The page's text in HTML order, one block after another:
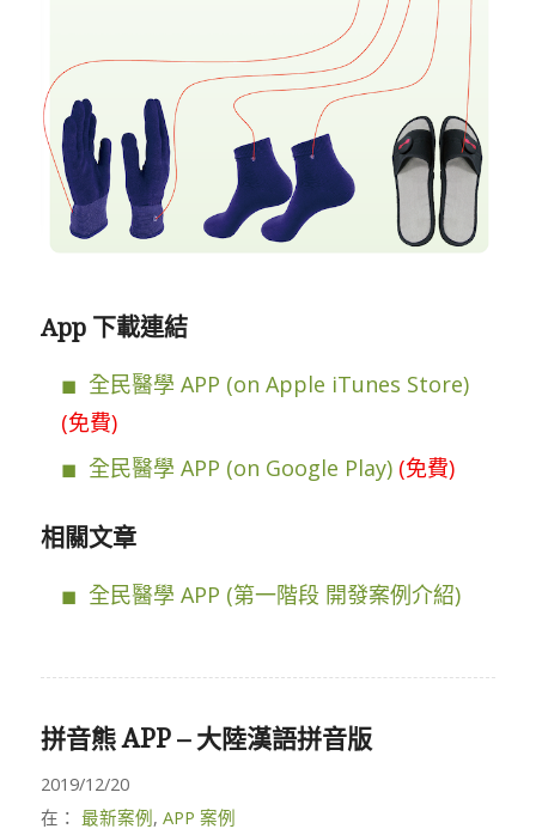
App 下載連結
全民醫學 APP (on Apple iTunes Store)
(免費)
全民醫學 APP (on Google Play) (免費)
相關文章
全民醫學 APP (第一階段 開發案例介紹)
拼音熊 APP – 大陸漢語拼音版
2019/12/20
在： 最新案例, APP 案例